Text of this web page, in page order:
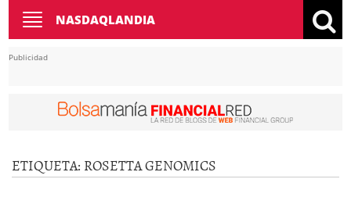
Toggle
navigation
NASDAQLANDIA
Publicidad
ETIQUETA: ROSETTA GENOMICS